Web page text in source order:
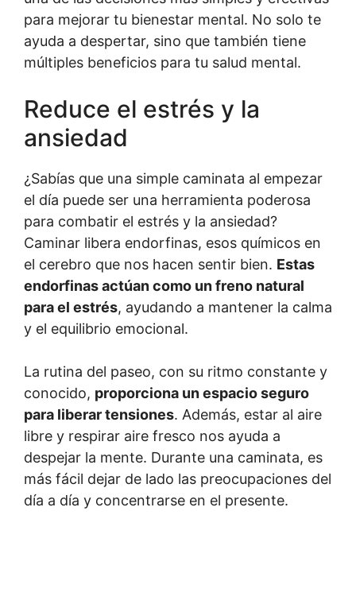
para mejorar tu bienestar mental. No solo te
ayuda a despertar, sino que también tiene
múltiples beneficios para tu salud mental.
Reduce el estrés y la
ansiedad
¿Sabías que una simple caminata al empezar
el día puede ser una herramienta poderosa
para combatir el estrés y la ansiedad?
Caminar libera endorfinas, esos químicos en
el cerebro que nos hacen sentir bien. Estas
endorfinas actúan como un freno natural
para el estrés, ayudando a mantener la calma
y el equilibrio emocional.
La rutina del paseo, con su ritmo constante y
conocido, proporciona un espacio seguro
para liberar tensiones. Además, estar al aire
libre y respirar aire fresco nos ayuda a
despejar la mente. Durante una caminata, es
más fácil dejar de lado las preocupaciones del
día a día y concentrarse en el presente.